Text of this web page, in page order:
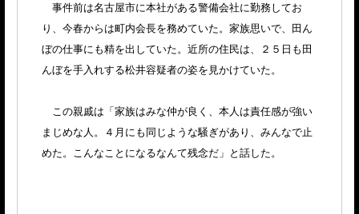
事件前は名古屋市に本社がある警備会社に勤務してお
り、今春からは町内会長を務めていた。家族思いで、田ん
ぼの仕事にも精を出していた。近所の住民は、２５日も田
んぼを手入れする松井容疑者の姿を見かけていた。
この親戚は「家族はみな仲が良く、本人は責任感が強い
まじめな人。４月にも同じような騒ぎがあり、みんなで止
めた。こんなことになるなんて残念だ」と話した。